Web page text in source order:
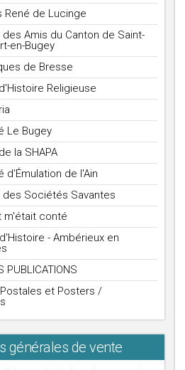
René de Lucinge
des Amis du Canton de Saint-
en-Bugey
de Bresse
Religieuse
Le Bugey
la SHAPA
d'Émulation de l'Ain
des Sociétés Savantes
m'était conté
- Ambérieux en
PUBLICATIONS
et Posters /
générales de vente